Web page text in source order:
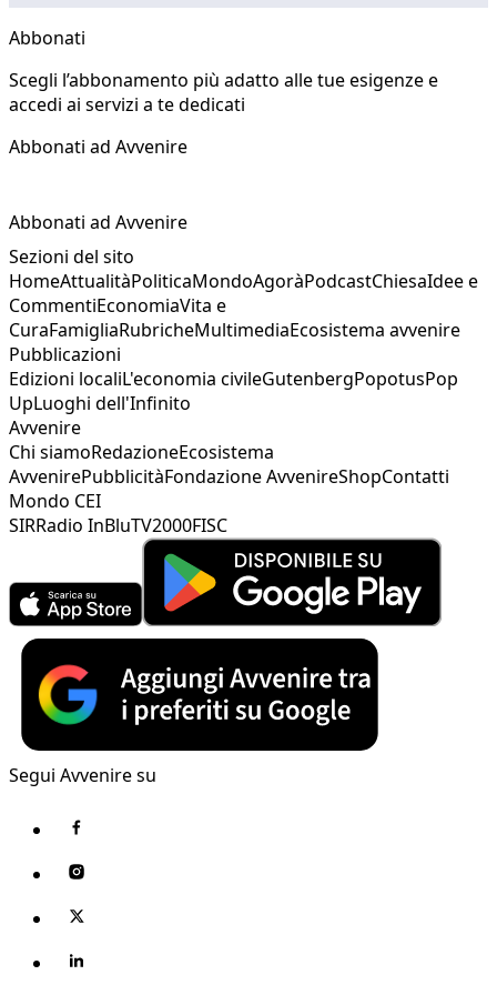
Abbonati
Scegli l’abbonamento più adatto alle tue esigenze e
accedi ai servizi a te dedicati
Abbonati ad Avvenire
Abbonati ad Avvenire
Sezioni del sito
HomeAttualitàPoliticaMondoAgoràPodcastChiesaIdee e
CommentiEconomiaVita e
CuraFamigliaRubricheMultimediaEcosistema avvenire
Pubblicazioni
Edizioni localiL'economia civileGutenbergPopotusPop
UpLuoghi dell'Infinito
Avvenire
Chi siamoRedazioneEcosistema
AvvenirePubblicitàFondazione AvvenireShopContatti
Mondo CEI
SIRRadio InBluTV2000FISC
Segui Avvenire su